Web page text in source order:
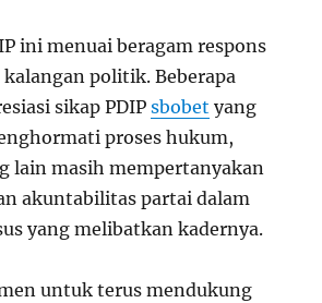
ini menuai beragam respons
politik. Beberapa
sikap PDIPsbobet yang
proses hukum,
lain masih mempertanyakan
akuntabilitas partai dalam
yang melibatkan kadernya.
untuk terus mendukung